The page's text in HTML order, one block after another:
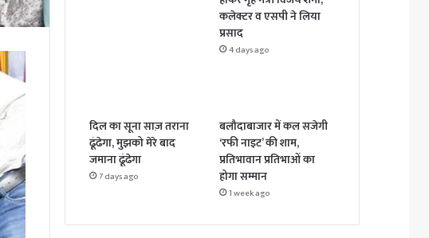
कलेक्टर व एसपी ने लिया
प्रसाद
4 days ago
दिल का सूना साज़ तराना
ढूंढेगा, मुझको मेरे बाद
जमाना ढूंढेगा
7 days ago
बलौदाबाजार में कल सजेगी
‘रफी नाइट’ की शाम,
प्रतिभावान प्रतिभाओं का
होगा सम्मान
1 week ago